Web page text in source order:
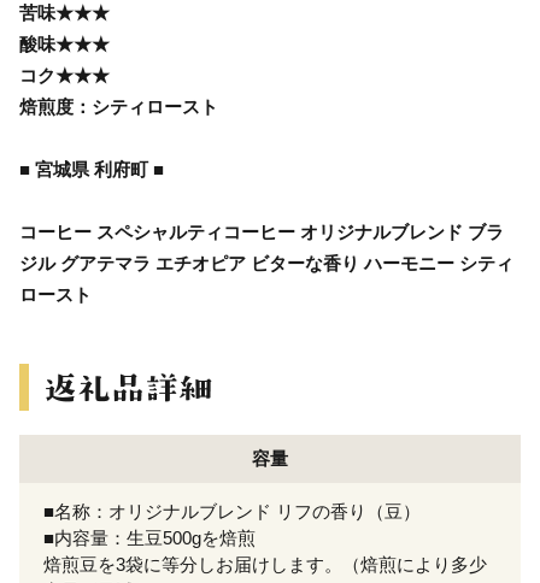
苦味★★★
酸味★★★
コク★★★
焙煎度：シティロースト
■ 宮城県 利府町 ■
コーヒー スペシャルティコーヒー オリジナルブレンド ブラ
ジル グアテマラ エチオピア ビターな香り ハーモニー シティ
ロースト
容量
■名称：オリジナルブレンド リフの香り（豆）
■内容量：生豆500gを焙煎
焙煎豆を3袋に等分しお届けします。（焙煎により多少